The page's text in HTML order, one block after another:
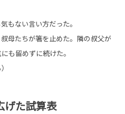
もない言い方だった。
母たちが箸を止めた。隣の叔父が
も留めずに続けた。
げた試算表